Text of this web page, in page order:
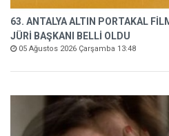
63. ANTALYA ALTIN PORTAKAL
JÜRİ BAŞKANI BELLİ OLDU
05 Ağustos 2026 Çarşamba 13:48